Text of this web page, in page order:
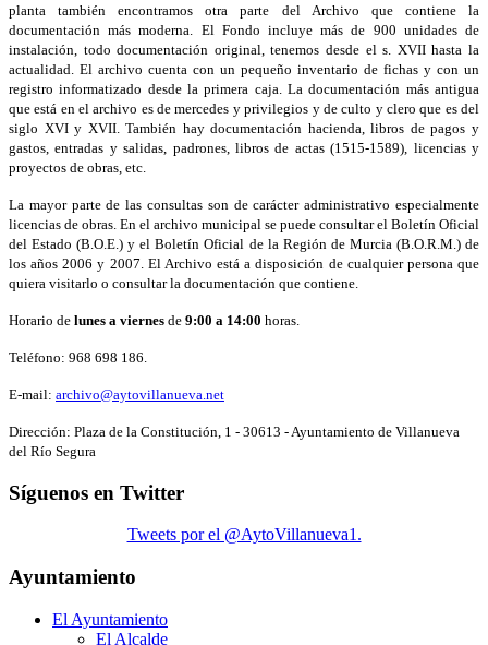
planta también encontramos otra parte del Archivo que contiene la
documentación más moderna. El Fondo incluye más de 900 unidades de
instalación, todo documentación original, tenemos desde el s. XVII hasta la
actualidad. El archivo cuenta con un pequeño inventario de fichas y con un
registro informatizado desde la primera caja. La documentación más antigua
que está en el archivo es de mercedes y privilegios y de culto y clero que es del
siglo XVI y XVII. También hay documentación hacienda, libros de pagos y
gastos, entradas y salidas, padrones, libros de actas (1515-1589), licencias y
proyectos de obras, etc.
La mayor parte de las consultas son de carácter administrativo especialmente
licencias de obras. En el archivo municipal se puede consultar el Boletín Oficial
del Estado (B.O.E.) y el Boletín Oficial de la Región de Murcia (B.O.R.M.) de
los años 2006 y 2007. El Archivo está a disposición de cualquier persona que
quiera visitarlo o consultar la documentación que contiene.
Horario de lunes a viernes de 9:00 a 14:00 horas.
Teléfono: 968 698 186.
E-mail: archivo@aytovillanueva.net
Dirección: Plaza de la Constitución, 1 - 30613 - Ayuntamiento de Villanueva
del Río Segura
Síguenos en Twitter
Tweets por el @AytoVillanueva1.
Ayuntamiento
El Ayuntamiento
El Alcalde